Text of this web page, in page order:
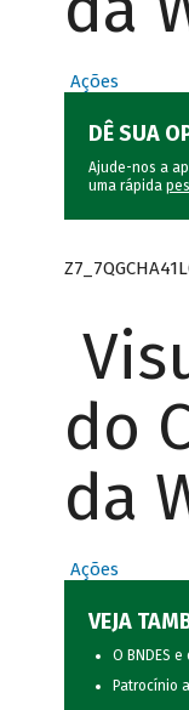
Ações
DÊ SUA
Ajude-nos a
uma rápida
do
da
Ações
VEJA
O BNDES
Patrocínio